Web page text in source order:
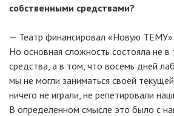
собственными средствами?
— Театр финансировал «Новую ТЕМУ»
Но основная сложность состояла не
средства, а в том, что восемь дней
мы не могли заниматься своей
ничего не играли, не репетировали
В определенном смысле это было с